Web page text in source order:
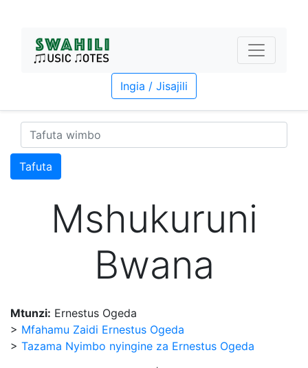
Ingia / Jisajili
Tafuta
Mshukuruni
Bwana
Mtunzi: Ernestus Ogeda
> Mfahamu Zaidi Ernestus Ogeda
> Tazama Nyimbo nyingine za Ernestus Ogeda